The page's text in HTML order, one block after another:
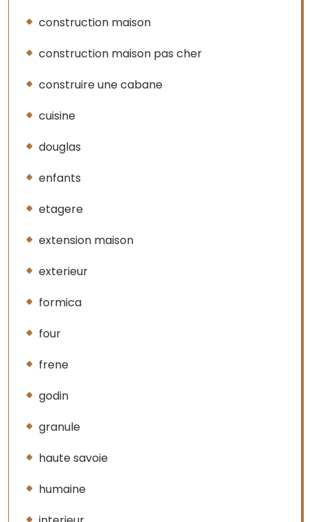
construction maison
construction maison pas cher
construire une cabane
cuisine
douglas
enfants
etagere
extension maison
exterieur
formica
four
frene
godin
granule
haute savoie
humaine